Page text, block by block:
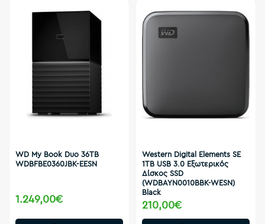
WD My Book Duo 36TB
WDBFBE0360JBK-EESN
1.249,00€
Western Digital Elements SE
1TB USB 3.0 Εξωτερικός
Δίσκος SSD
(WDBAYN0010BBK-WESN)
Black
210,00€